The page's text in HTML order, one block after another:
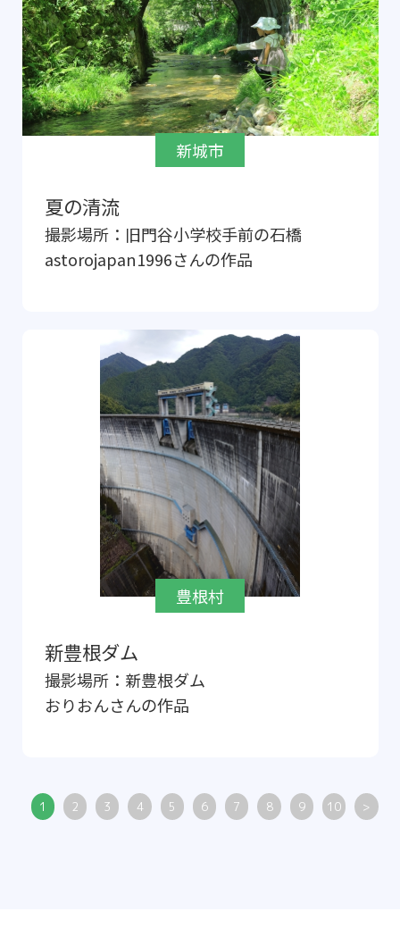
新城市
夏の清流
撮影場所： 旧門谷小学校手前の石橋
astorojapan1996さんの作品
豊根村
新豊根ダム
撮影場所： 新豊根ダム
おりおんさんの作品
1 2 3 4 5 6 7 8 9 10 >